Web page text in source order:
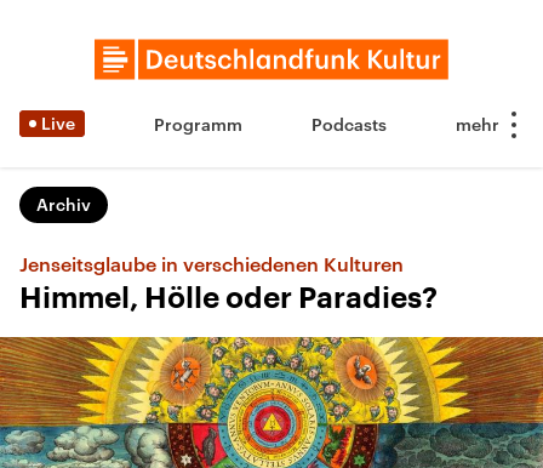
Live Programm Podcasts
Archiv
Jenseitsglaube in verschiedenen Kulturen
Himmel, Hölle oder Paradies?